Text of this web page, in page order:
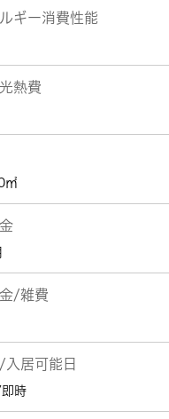
ギー消費性能
熱費
㎡
/雑費
入居可能日
時